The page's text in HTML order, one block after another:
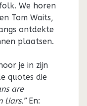
We horen
Tom Waits,
ontdekte
plaatsen.
je in zijn
quotes die
are
liars.”En: